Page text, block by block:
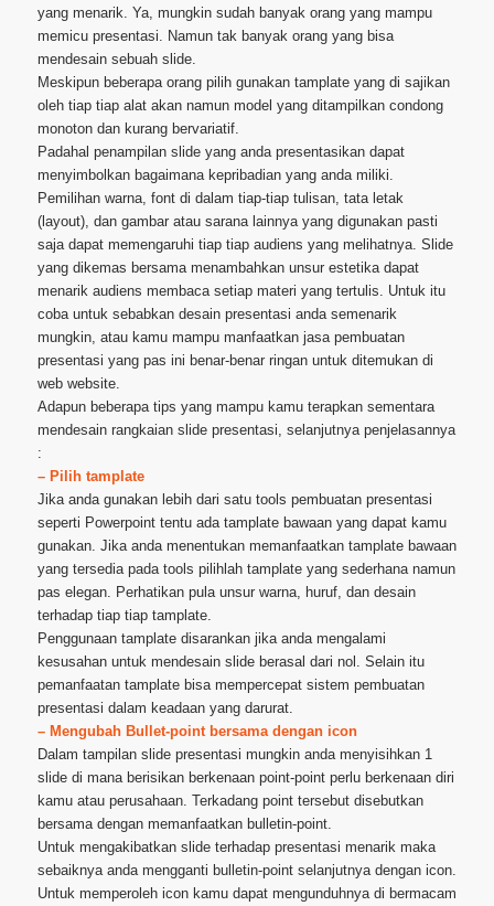
yang menarik. Ya, mungkin sudah banyak orang yang mampu
memicu presentasi. Namun tak banyak orang yang bisa
mendesain sebuah slide.
Meskipun beberapa orang pilih gunakan tamplate yang di sajikan
oleh tiap tiap alat akan namun model yang ditampilkan condong
monoton dan kurang bervariatif.
Padahal penampilan slide yang anda presentasikan dapat
menyimbolkan bagaimana kepribadian yang anda miliki.
Pemilihan warna, font di dalam tiap-tiap tulisan, tata letak
(layout), dan gambar atau sarana lainnya yang digunakan pasti
saja dapat memengaruhi tiap tiap audiens yang melihatnya. Slide
yang dikemas bersama menambahkan unsur estetika dapat
menarik audiens membaca setiap materi yang tertulis. Untuk itu
coba untuk sebabkan desain presentasi anda semenarik
mungkin, atau kamu mampu manfaatkan jasa pembuatan
presentasi yang pas ini benar-benar ringan untuk ditemukan di
web website.
Adapun beberapa tips yang mampu kamu terapkan sementara
mendesain rangkaian slide presentasi, selanjutnya penjelasannya
:
– Pilih tamplate
Jika anda gunakan lebih dari satu tools pembuatan presentasi
seperti Powerpoint tentu ada tamplate bawaan yang dapat kamu
gunakan. Jika anda menentukan memanfaatkan tamplate bawaan
yang tersedia pada tools pilihlah tamplate yang sederhana namun
pas elegan. Perhatikan pula unsur warna, huruf, dan desain
terhadap tiap tiap tamplate.
Penggunaan tamplate disarankan jika anda mengalami
kesusahan untuk mendesain slide berasal dari nol. Selain itu
pemanfaatan tamplate bisa mempercepat sistem pembuatan
presentasi dalam keadaan yang darurat.
– Mengubah Bullet-point bersama dengan icon
Dalam tampilan slide presentasi mungkin anda menyisihkan 1
slide di mana berisikan berkenaan point-point perlu berkenaan diri
kamu atau perusahaan. Terkadang point tersebut disebutkan
bersama dengan memanfaatkan bulletin-point.
Untuk mengakibatkan slide terhadap presentasi menarik maka
sebaiknya anda mengganti bulletin-point selanjutnya dengan icon.
Untuk memperoleh icon kamu dapat mengunduhnya di bermacam